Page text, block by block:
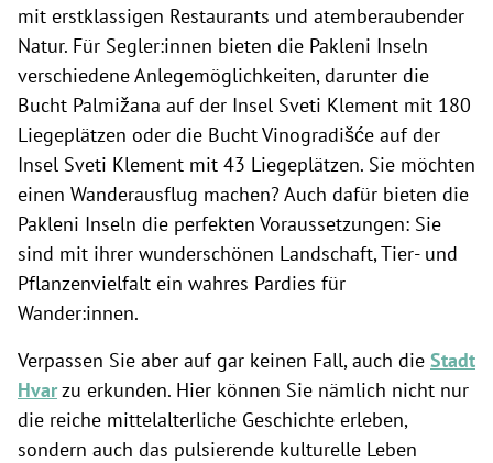
mit erstklassigen Restaurants und atemberaubender
Natur. Für Segler:innen bieten die Pakleni Inseln
verschiedene Anlegemöglichkeiten, darunter die
Bucht Palmižana auf der Insel Sveti Klement mit 180
Liegeplätzen oder die Bucht Vinogradišće auf der
Insel Sveti Klement mit 43 Liegeplätzen. Sie möchten
einen Wanderausflug machen? Auch dafür bieten die
Pakleni Inseln die perfekten Voraussetzungen: Sie
sind mit ihrer wunderschönen Landschaft, Tier- und
Pflanzenvielfalt ein wahres Pardies für
Wander:innen.
Verpassen Sie aber auf gar keinen Fall, auch die Stadt
Hvarzu erkunden. Hier können Sie nämlich nicht nur
die reiche mittelalterliche Geschichte erleben,
sondern auch das pulsierende kulturelle Leben